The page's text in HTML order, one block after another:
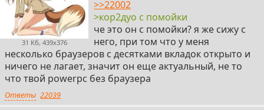
31 Кб, 439x376
>>22002
>кор2дуо с помойки
че это он с помойки? я же сижу с
него, при том что у меня
несколько браузеров с десятками вкладок открыто и
ничего не лагает, значит он еще актуальный, не то
что твой powerpc без браузера
Ответы 22039